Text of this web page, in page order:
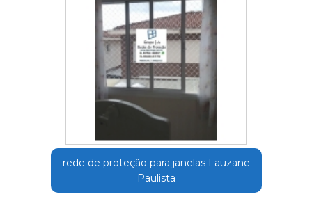
rede de proteção para janelas Lauzane
Paulista